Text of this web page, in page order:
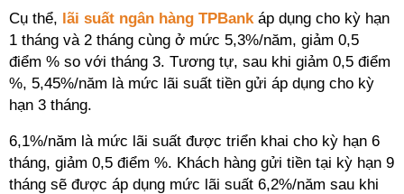
Cụ thể, lãi suất ngân hàng TPBankáp dụng cho kỳ hạn
1 tháng và 2 tháng cùng ở mức 5,3%/năm, giảm 0,5
điểm % so với tháng 3. Tương tự, sau khi giảm 0,5 điểm
%, 5,45%/năm là mức lãi suất tiền gửi áp dụng cho kỳ
hạn 3 tháng.
6,1%/năm là mức lãi suất được triển khai cho kỳ hạn 6
tháng, giảm 0,5 điểm %. Khách hàng gửi tiền tại kỳ hạn 9
tháng sẽ được áp dụng mức lãi suất 6,2%/năm sau khi